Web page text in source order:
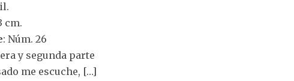
cm.
: Núm. 26
y segunda parte
me escuche, […]